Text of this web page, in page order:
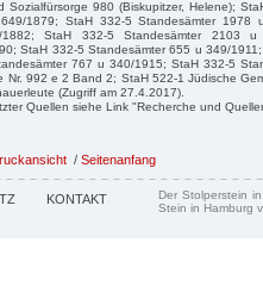
Sozialfürsorge 980 (Biskupitzer, Helene);
1879; StaH 332-5 Standesämter 1978
StaH 332-5 Standesämter 2103
StaH 332-5 Standesämter 655 u 349/
767 u 340/1915; StaH 332-5
Nr. 992 e 2 Band 2; StaH 522-1 Jüdische
(Zugriff am 27.4.2017).
Quellen siehe Link "Recherche und
/ Seitenanfang
KONTAKT
Der Stolperstein
Stein in Hamburg